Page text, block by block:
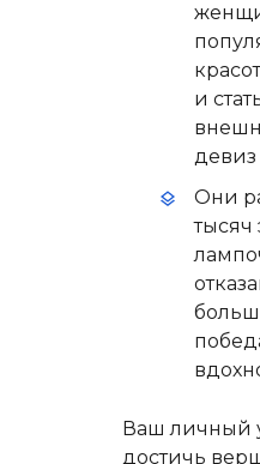
и
Они
тысяч
Ваш личный
достичь